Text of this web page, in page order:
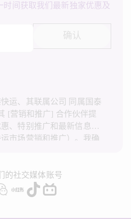
时间获取我们最新独家优惠及
确认
运、其联属公司 同属国泰
[营销和推广] 合作伙伴提
、特别推广和最新信息
运市场营销和推广）。我确
接市场营销和推广。我知
下，香港快运不会使用我
营销和推广用途。详情请
的社交媒体账号